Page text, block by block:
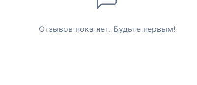
Отзывов пока нет. Будьте первым!